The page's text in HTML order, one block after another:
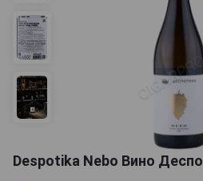
Despotika Nebo Вино